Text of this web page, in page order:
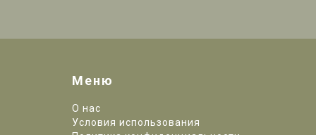
Меню
О нас
Условия использования